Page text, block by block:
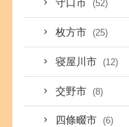
守口市 (52)
枚方市 (25)
寝屋川市 (12)
交野市 (8)
四條畷市 (6)